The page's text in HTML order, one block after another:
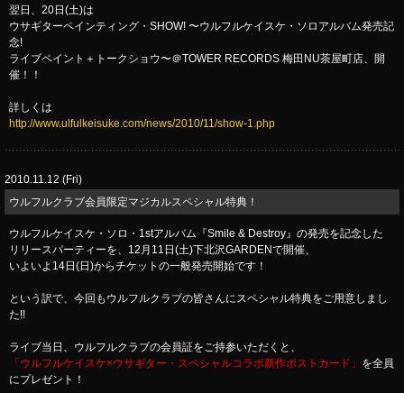
翌日、20日(土)は
ウサギターペインティング・SHOW! 〜ウルフルケイスケ・ソロアルバム発売記
念!
ライブペイント＋トークショウ〜＠TOWER RECORDS 梅田NU茶屋町店、開
催！！
詳しくは
http://www.ulfulkeisuke.com/news/2010/11/show-1.php
2010.11.12 (Fri)
ウルフルクラブ会員限定マジカルスペシャル特典！
ウルフルケイスケ・ソロ・1stアルバム『Smile & Destroy』の発売を記念した
リリースパーティーを、12月11日(土)下北沢GARDENで開催、
いよいよ14日(日)からチケットの一般発売開始です！
という訳で、今回もウルフルクラブの皆さんにスペシャル特典をご用意しまし
た!!
ライブ当日、ウルフルクラブの会員証をご持参いただくと、
「ウルフルケイスケ×ウサギター・スペシャルコラボ新作ポストカード」 を全員
にプレゼント！